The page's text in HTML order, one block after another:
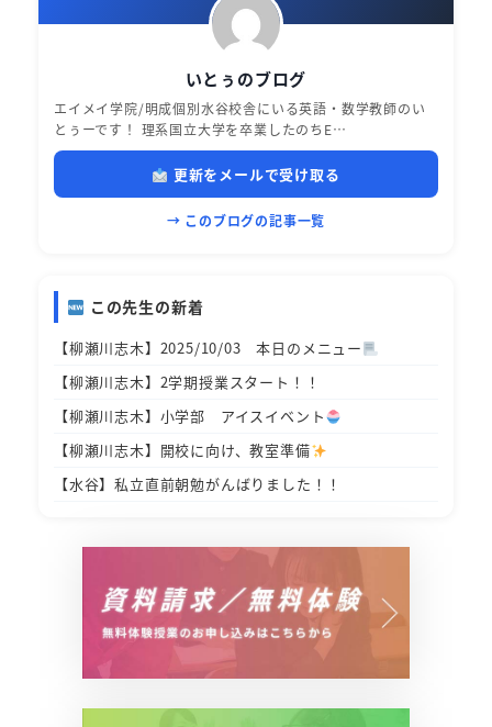
いとぅのブログ
エイメイ学院/明成個別水谷校舎にいる英語・数学教師のい
とぅーです！ 理系国立大学を卒業したのちE…
更新をメールで受け取る
→ このブログの記事一覧
この先生の新着
【柳瀬川志木】2025/10/03 本日のメニュー
【柳瀬川志木】2学期授業スタート！！
【柳瀬川志木】小学部 アイスイベント
【柳瀬川志木】開校に向け、教室準備
【水谷】私立直前朝勉がんばりました！！